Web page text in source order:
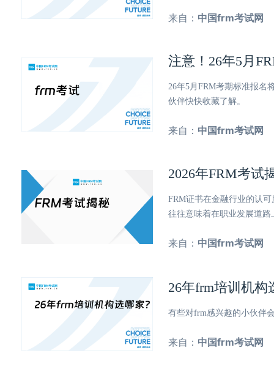
来自： 中国frm考试网
注意！26年5月
26年5月FRM考期标准报名
伙伴快快收藏了解。
来自： 中国frm考试网
2026年FRM考试
FRM证书在金融行业的认
往往意味着在职业发展道
来自： 中国frm考试网
26年frm培训机
有些对frm感兴趣的小伙伴
来自： 中国frm考试网